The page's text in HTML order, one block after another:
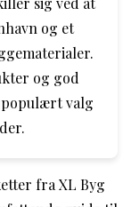
og et
og god
populært valg
fra XL Byg